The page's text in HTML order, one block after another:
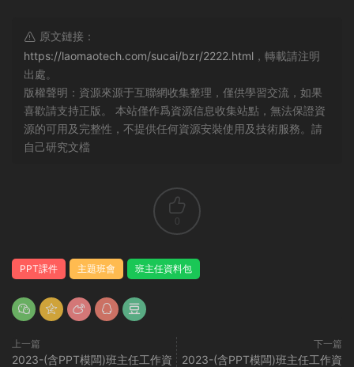
原文鏈接：
https://laomaotech.com/sucai/bzr/2222.html ，轉載請注明
出處。
版權聲明：資源來源于互聯網收集整理，僅供學習交流，如果
喜歡請支持正版。 本站僅作爲資源信息收集站點，無法保證資
源的可用及完整性，不提供任何資源安裝使用及技術服務。請
自己研究文檔
0
PPT課件 主題班會 班主任資料包
上一篇
2023-(含PPT模闆)班主任工作資
下一篇
2023-(含PPT模闆)班主任工作資